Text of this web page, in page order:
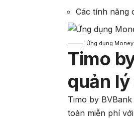
Các tính năng
Ứng dụng
Timo
quản
Timo by
toàn miễn phí